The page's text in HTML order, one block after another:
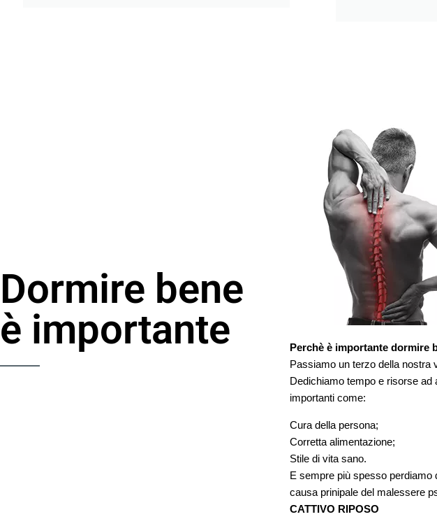
Dormire bene
è importante
Perchè è importante dormire
Passiamo un terzo della nostra
Dedichiamo tempo e risorse ad
importanti come:
Cura della persona;
Corretta alimentazione;
Stile di vita sano.
E sempre più spesso perdiamo
causa prinipale del malessere
CATTIVO RIPOSO